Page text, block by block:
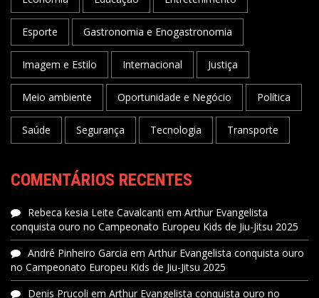
Esporte Gastronomia e Enogastronomia
Imagem e Estilo Internacional Justiça
Meio ambiente Oportunidade e Negócio Política
Saúde Segurança Tecnologia Transporte
COMENTÁRIOS RECENTES
Rebeca kesia Leite Cavalcanti em Arthur Evangelista
conquista ouro no Campeonato Europeu Kids de Jiu-Jitsu 2025
André Pinheiro Garcia em Arthur Evangelista conquista ouro
no Campeonato Europeu Kids de Jiu-Jitsu 2025
Denis Prucoli em Arthur Evangelista conquista ouro no